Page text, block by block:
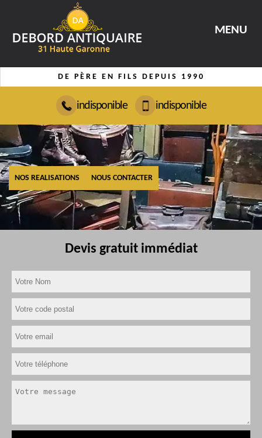
MENU
DE PÈRE EN FILS DEPUIS 1990
indisponible indisponible
NOS REALISATIONS NOUS CONTACTER
Devis gratuit immédiat